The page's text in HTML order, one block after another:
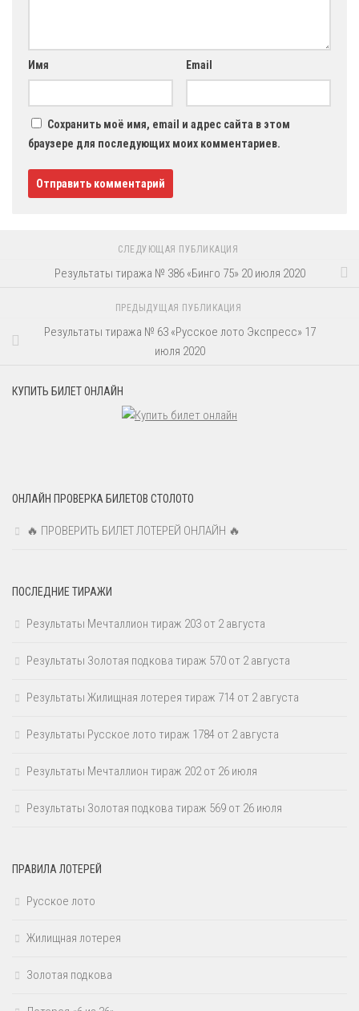
Имя Email
Сохранить моё имя, email и адрес сайта в этом
браузере для последующих моих комментариев.
СЛЕДУЮЩАЯ ПУБЛИКАЦИЯ
Результаты тиража № 386 «Бинго 75» 20 июля 2020
ПРЕДЫДУЩАЯ ПУБЛИКАЦИЯ
Результаты тиража № 63 «Русское лото Экспресс» 17
июля 2020
КУПИТЬ БИЛЕТ ОНЛАЙН
ОНЛАЙН ПРОВЕРКА БИЛЕТОВ СТОЛОТО
🔥 ПРОВЕРИТЬ БИЛЕТ ЛОТЕРЕЙ ОНЛАЙН 🔥
ПОСЛЕДНИЕ ТИРАЖИ
Результаты Мечталлион тираж 203 от 2 августа
Результаты Золотая подкова тираж 570 от 2 августа
Результаты Жилищная лотерея тираж 714 от 2 августа
Результаты Русское лото тираж 1784 от 2 августа
Результаты Мечталлион тираж 202 от 26 июля
Результаты Золотая подкова тираж 569 от 26 июля
ПРАВИЛА ЛОТЕРЕЙ
Русское лото
Жилищная лотерея
Золотая подкова